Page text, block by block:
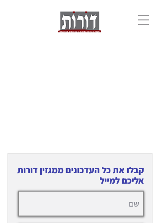
קבלו את כל העדכונים ממגזין דורות
אליכם למייל